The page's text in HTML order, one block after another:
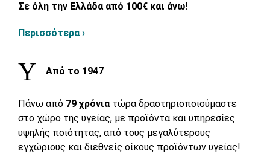
Σε όλη την Ελλάδα από 100€ και άνω!
Περισσότερα ›
Από το 1947
Πάνω από 79 χρόνια τώρα δραστηριοποιούμαστε
στο χώρο της υγείας, με προϊόντα και υπηρεσίες
υψηλής ποιότητας, από τους μεγαλύτερους
εγχώριους και διεθνείς οίκους προϊόντων υγείας!